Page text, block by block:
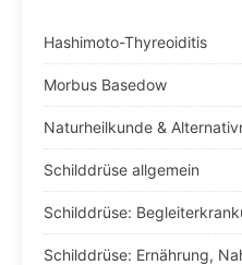
Hashimoto-Thyreoiditis
Morbus Basedow
Naturheilkunde &
Schilddrüse allgemein
Schilddrüse:
Schilddrüse: Ernährung,